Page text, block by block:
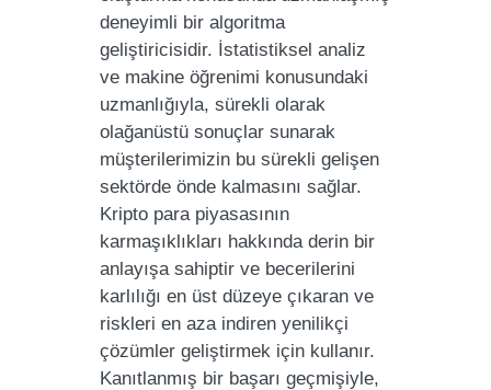
deneyimli bir algoritma
geliştiricisidir. İstatistiksel analiz
ve makine öğrenimi konusundaki
uzmanlığıyla, sürekli olarak
olağanüstü sonuçlar sunarak
müşterilerimizin bu sürekli gelişen
sektörde önde kalmasını sağlar.
Kripto para piyasasının
karmaşıklıkları hakkında derin bir
anlayışa sahiptir ve becerilerini
karlılığı en üst düzeye çıkaran ve
riskleri en aza indiren yenilikçi
çözümler geliştirmek için kullanır.
Kanıtlanmış bir başarı geçmişiyle,